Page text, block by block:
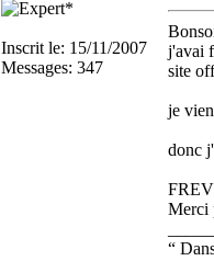
Inscrit le: 15/11/2007
Messages: 347
j'avai
site
je
donc
Merci
“